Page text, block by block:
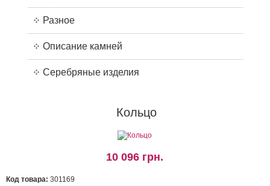
Разное
Описание камней
Серебряные изделия
Кольцо
10 096 грн.
Код товара: 301169